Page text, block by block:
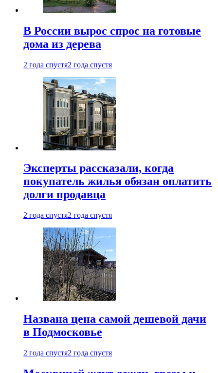
В России вырос спрос на готовые
дома из дерева
2 года спустя2 года спустя
Эксперты рассказали, когда
покупатель жилья обязан оплатить
долги продавца
2 года спустя2 года спустя
Названа цена самой дешевой дачи
в Подмосковье
2 года спустя2 года спустя